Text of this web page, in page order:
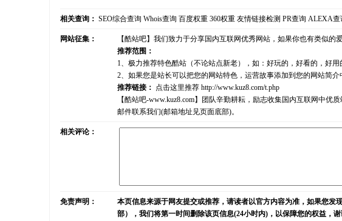
相关查询： SEO综合查询 Whois查询 百度权重 360权重 友情链接检测 PR查询 ALEXA查
网站征集：
【酷站吧】我们致力于分享国内互联网优秀网站，如果你也有类似
推荐范围：
1、极力推荐特色酷站（不论站点新老），如：好玩的，好看的，好
2、如果您是站长可以把您的网站特色，运营故事添加到您的网站简
推荐链接： 点击这里推荐 http://www.kuz8.com/t.php
【酷站吧-www.kuz8.com】团队辛勤耕耘，励志收集国内互联网中
邮件联系我们(邮箱地址见页面底部)。
相关评论：
免责声明：
本页信息来源于网友提交或推荐，请读者以官方内容为准，如果您
部），我们将第一时间删除该页信息(24小时内)，以保障您的权益，谢